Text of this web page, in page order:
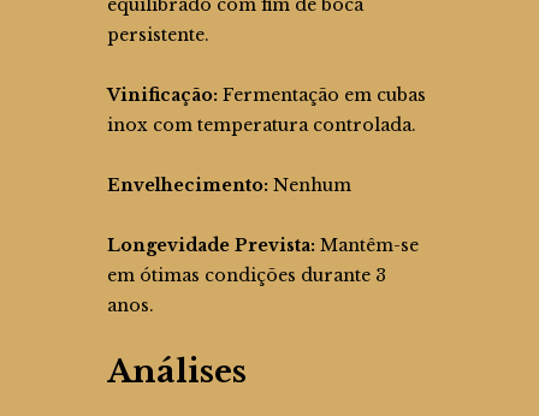
equilibrado com fim de boca
persistente.
Vinificação: Fermentação em cubas
inox com temperatura controlada.
Envelhecimento: Nenhum
Longevidade Prevista: Mantêm-se
em ótimas condições durante 3
anos.
Análises